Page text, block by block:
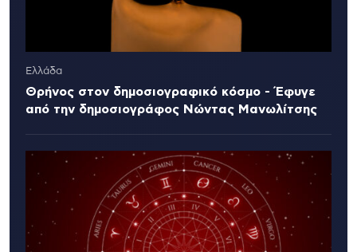
Ελλάδα
Θρήνος στον δημοσιογραφικό κόσμο - Έφυγε
από την δημοσιογράφος Νώντας Μανωλίτσης